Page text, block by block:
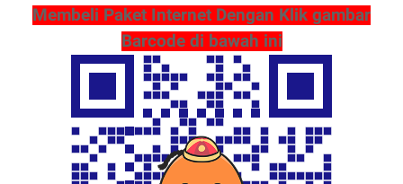
Membeli Paket Internet Dengan Klik gambar
Barcode di bawah ini